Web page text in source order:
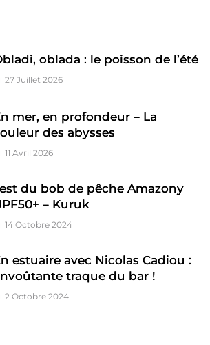
oblada : le poisson de l’été
27 Juillet 2026
mer, en profondeur – La
des abysses
11 Avril 2026
du bob de pêche Amazony
– Kuruk
14 Octobre 2024
estuaire avec Nicolas Cadiou :
traque du bar !
2 Octobre 2024